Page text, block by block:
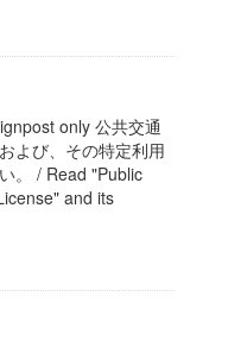
only 公共交通
よび、その特定利用
。 / Read "Public
and its